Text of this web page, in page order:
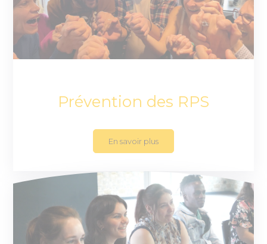
Prévention des RPS
En savoir plus